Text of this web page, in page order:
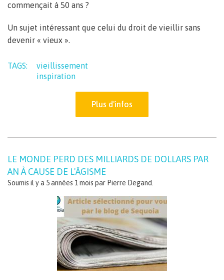
commençait à 50 ans ?
Un sujet intéressant que celui du droit de vieillir sans
devenir « vieux ».
TAGS:
vieillissement
inspiration
Plus d'infos
LE MONDE PERD DES MILLIARDS DE DOLLARS PAR
AN À CAUSE DE L'ÂGISME
Soumis il y a 5 années 1 mois par Pierre Degand